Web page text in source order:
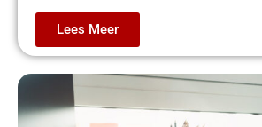
Lees Meer